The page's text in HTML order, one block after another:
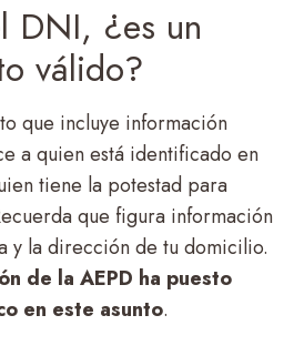
DNI, ¿es un
válido?
que incluye información
a quien está identificado en
tiene la potestad para
que figura información
y la dirección de tu domicilio.
de la AEPD ha puesto
en este asunto.